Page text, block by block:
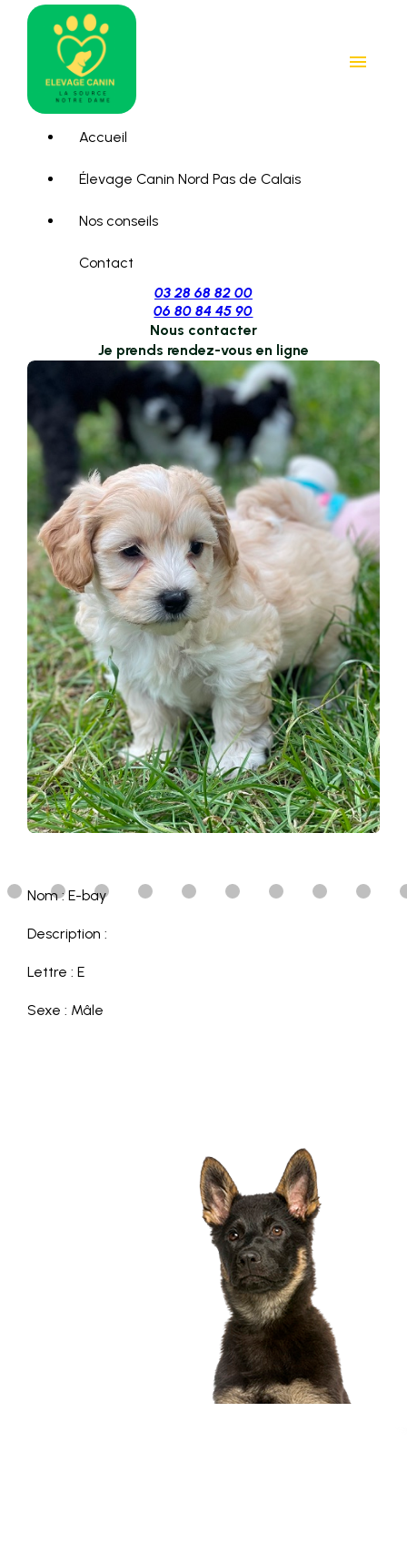
menu
Accueil
Élevage Canin Nord Pas de Calais
Nos conseils
Contact
03 28 68 82 00
06 80 84 45 90
Nous contacter
Je prends rendez-vous en ligne
Nom : E-bay
Description :
Lettre : E
Sexe : Mâle
Panneau de gestion des cookies